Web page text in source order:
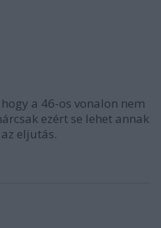
a 46-os vonalon nem
ezért se lehet annak
eljutás.